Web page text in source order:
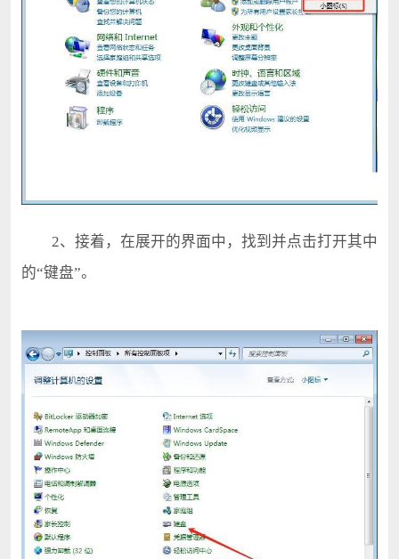
2、接着，在展开的界面中，找到并点击打开其中
的“键盘”。